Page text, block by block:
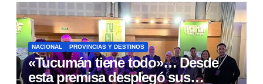
NACIONAL PROVINCIAS Y DESTINOS
«Tucumán tiene todo»… Desde
esta premisa desplegó sus